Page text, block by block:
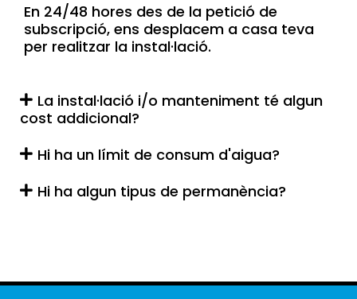
En 24/48 hores des de la petició de
subscripció, ens desplacem a casa teva
per realitzar la instal·lació.
La instal·lació i/o manteniment té algun
cost addicional?
Hi ha un límit de consum d'aigua?
Hi ha algun tipus de permanència?